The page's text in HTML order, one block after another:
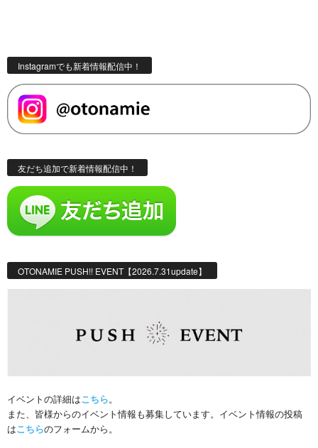
Instagramでも新着情報配信中！
友だち追加で新着情報配信中！
OTONAMIE PUSH!! EVENT【2026.7.31update】
イベントの詳細はこちら。
また、皆様からのイベント情報も募集しています。イベント情報の投稿
はこちらのフォームから。